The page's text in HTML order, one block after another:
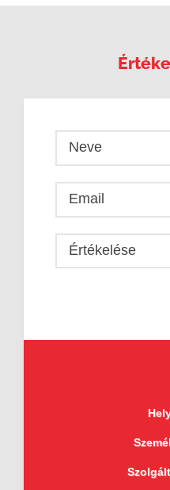
Neve
Email
Értékelése